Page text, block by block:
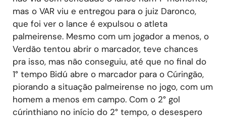
mas o VAR viu e entregou para o juiz Daronco,
que foi ver o lance é expulsou o atleta
palmeirense. Mesmo com um jogador a menos, o
Verdão tentou abrir o marcador, teve chances
pra isso, mas não conseguiu, até que no final do
1° tempo Bidú abre o marcador para o Cúringão,
piorando a situação palmeirense no jogo, com um
homem a menos em campo. Com o 2° gol
cúrinthiano no início do 2° tempo, o desespero